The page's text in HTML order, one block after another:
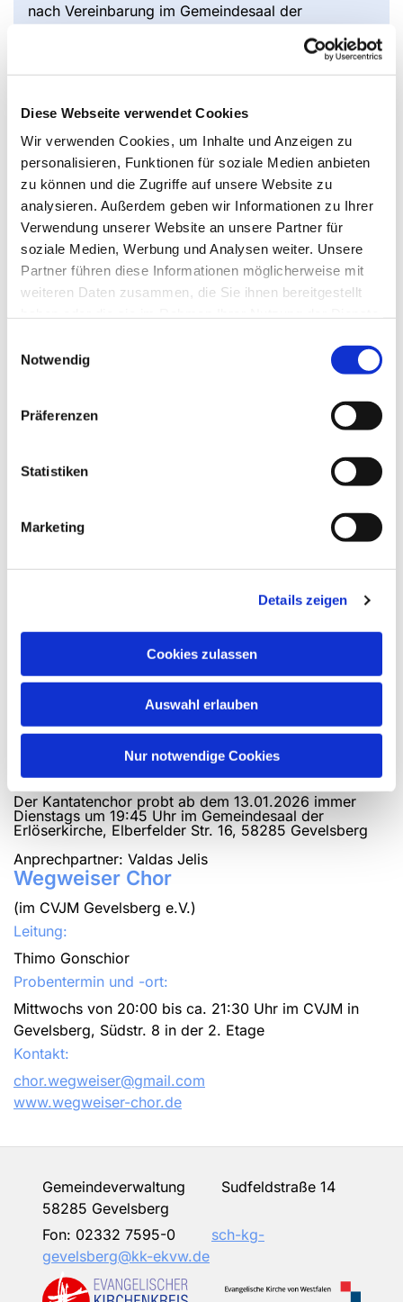
Diese Webseite verwendet Cookies
Wir verwenden Cookies, um Inhalte und Anzeigen zu
personalisieren, Funktionen für soziale Medien anbieten
zu können und die Zugriffe auf unsere Website zu
analysieren. Außerdem geben wir Informationen zu Ihrer
Verwendung unserer Website an unsere Partner für
soziale Medien, Werbung und Analysen weiter. Unsere
Partner führen diese Informationen möglicherweise mit
weiteren Daten zusammen, die Sie ihnen bereitgestellt
Notwendig
Präferenzen
Statistiken
Marketing
Details zeigen
Cookies zulassen
Auswahl erlauben
Nur notwendige Cookies
nach Vereinbarung im Gemeindesaal der
Band Hoffnungsland-unplugged
Leitung:
Martin Rex
Probentermin und -ort:
Proben nach Vereinbarung (etwa zweimal im Monat) in
der Städtischen Musikschule Gevelsberg
Kontakt:
Martin Rex
Tel.: 02332-9539024
Ev. Posaunenchor Gevelsberg-Berge
Helge Schneider
Mittwochs 20:00 bis 21:30 Uhr im Ev.
Enneper Str. 140
vajelis@gmx.de
Tel: 02331 - 43532
Kantatenchor
Der Kantatenchor probt ab dem 13.01.2026 immer
Dienstags um 19:45 Uhr im Gemeindesaal der
Erlöserkirche, Elberfelder Str. 16, 58285 Gevelsberg
Anprechpartner: Valdas Jelis
Wegweiser Chor
(im CVJM Gevelsberg e.V.)
Leitung:
Thimo Gonschior
Probentermin und -ort:
Mittwochs von 20:00 bis ca. 21:30 Uhr im CVJM in
Gevelsberg, Südstr. 8 in der 2. Etage
Kontakt:
chor.wegweiser@gmail.com
www.wegweiser-chor.de
Gemeindeverwaltung Sudfeldstraße 14
58285 Gevelsberg
Fon: 02332 7595-0
sch-kg-
gevelsberg@kk-ekvw.de